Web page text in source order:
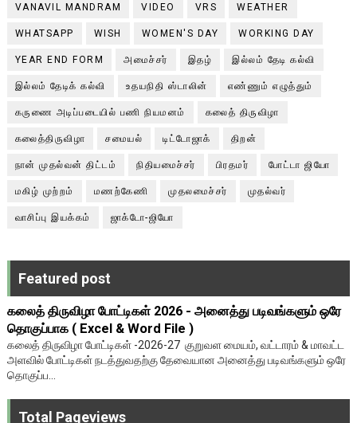
VANAVIL MANDRAM VIDEO VRS WEATHER
WHATSAPP WISH WOMEN'S DAY WORKING DAY
YEAR END FORM அமைச்சர் இதழ் இல்லம் தேடி கல்வி
இல்லம் தேடிக் கல்வி உதயநிதி ஸ்டாலின் எண்ணும் எழுத்தும்
கருணை அடிப்படையில் பணி நியமனம் கலைத் திருவிழா
கலைத்திருவிழா சமையல் டிட்டோஜாக் திறன்
நான் முதல்வன் திட்டம் நிதியமைச்சர் பிரதமர் போட்டா ஜியோ
மகிழ் முற்றம் மணற்கேணி முதலமைச்சர் முதல்வர்
வாசிப்பு இயக்கம் ஜாக்டோ-ஜியோ
Featured post
கலைத் திருவிழா போட்டிகள் 2026 - அனைத்து படிவங்களும் ஒரே
தொகுப்பாக ( Excel & Word File )
கலைத் திருவிழா போட்டிகள் -2026-27 குறுவள மையம், வட்டாரம் & மாவட்ட
அளவில் போட்டிகள் நடத்துவதற்கு தேவையான அனைத்து படிவங்களும் ஒரே
தொகுப்ப...
Total Pageviews